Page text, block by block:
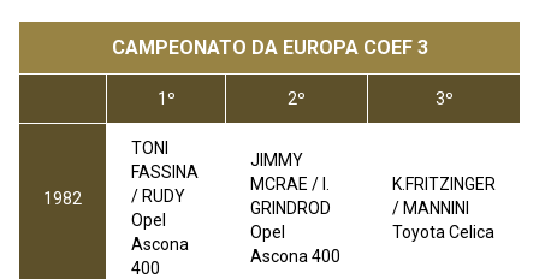
CAMPEONATO DA EUROPA COEF 3
1º 2º 3º
1982
TONI
FASSINA
/ RUDY
Opel
Ascona
400
JIMMY
MCRAE / I.
GRINDROD
Opel
Ascona 400
K.FRITZINGER
/ MANNINI
Toyota Celica